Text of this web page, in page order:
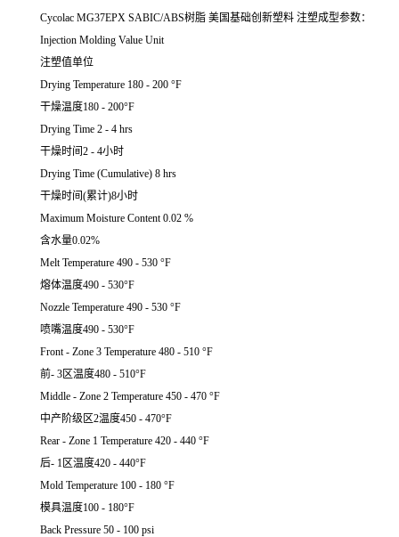
Cycolac MG37EPX SABIC/ABS树脂 美国基础创新塑料 注塑成型参数：
Injection Molding Value Unit
注塑值单位
Drying Temperature 180 - 200 °F
干燥温度180 - 200°F
Drying Time 2 - 4 hrs
干燥时间2 - 4小时
Drying Time (Cumulative) 8 hrs
干燥时间(累计)8小时
Maximum Moisture Content 0.02 %
含水量0.02%
Melt Temperature 490 - 530 °F
熔体温度490 - 530°F
Nozzle Temperature 490 - 530 °F
喷嘴温度490 - 530°F
Front - Zone 3 Temperature 480 - 510 °F
前- 3区温度480 - 510°F
Middle - Zone 2 Temperature 450 - 470 °F
中产阶级区2温度450 - 470°F
Rear - Zone 1 Temperature 420 - 440 °F
后- 1区温度420 - 440°F
Mold Temperature 100 - 180 °F
模具温度100 - 180°F
Back Pressure 50 - 100 psi